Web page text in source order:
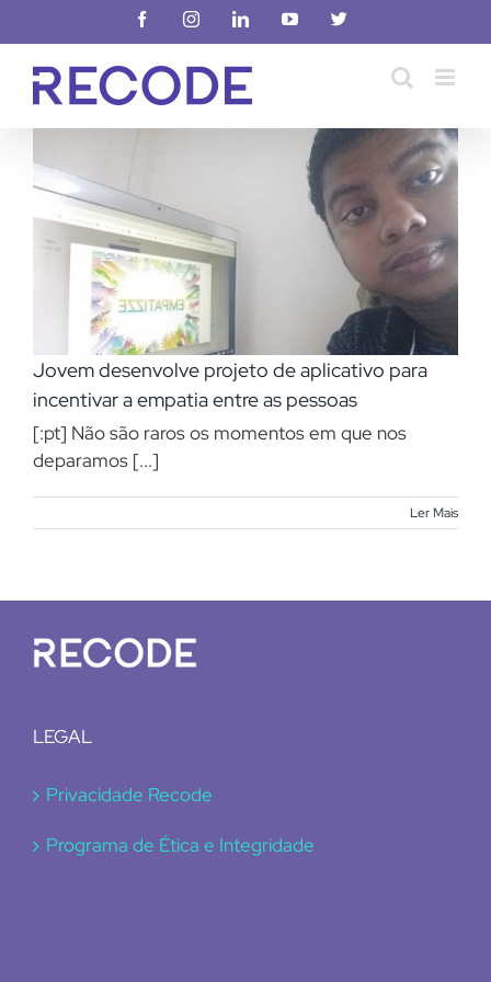
para
conteúdo
FacebookInstagramLinkedInYouTubeX
Jovem desenvolve projeto de aplicativo para
incentivar a empatia entre as pessoas
[:pt] Não são raros os momentos em que nos
deparamos [...]
Ler Mais
LEGAL
Privacidade Recode
Programa de Ética e Integridade